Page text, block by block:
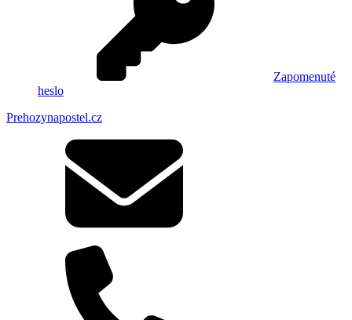
Zapomenuté
heslo
Prehozynapostel.cz